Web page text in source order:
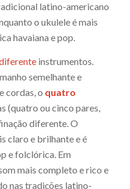
latino-americano
o ukulele é mais
havaiana e pop.
instrumentos.
semelhante e
cordas, o quatro
(quatro ou cinco pares,
diferente. O
claro e brilhante e é
e folclórica. Em
mais completo e rico e
nas tradições latino-